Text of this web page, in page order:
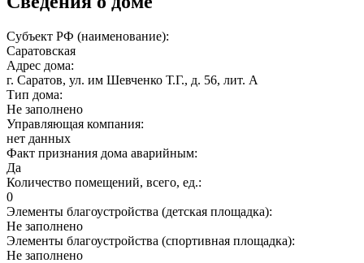
Субъект РФ (наименование):
Саратовская
Адрес дома:
г. Саратов, ул. им Шевченко Т.Г., д. 56, лит. А
Тип дома:
Не заполнено
Управляющая компания:
нет данных
Факт признания дома аварийным:
Да
Количество помещений, всего, ед.:
0
Элементы благоустройства (детская площадка):
Не заполнено
Элементы благоустройства (спортивная площадка):
Не заполнено